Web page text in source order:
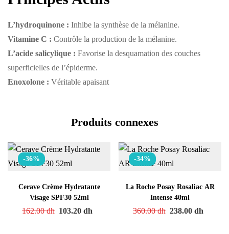
L’hydroquinone : Inhibe la synthèse de la mélanine.
Vitamine C : Contrôle la production de la mélanine.
L’acide salicylique : Favorise la desquamation des couches
superficielles de l’épiderme.
Enoxolone : Véritable apaisant
Produits connexes
-36%
Cerave Crème Hydratante
Visage SPF30 52ml
162.00dh 103.20 dh
-34%
La Roche Posay Rosaliac AR
Intense 40ml
360.00dh 238.00 dh